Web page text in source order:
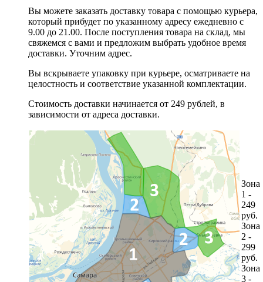
Вы можете заказать доставку товара с помощью курьера,
который прибудет по указанному адресу ежедневно с
9.00 до 21.00. После поступления товара на склад, мы
свяжемся с вами и предложим выбрать удобное время
доставки. Уточним адрес.
Вы вскрываете упаковку при курьере, осматриваете на
целостность и соответствие указанной комплектации.
Стоимость доставки начинается от 249 рублей, в
зависимости от адреса доставки.
Зона
1 -
249
руб.
Зона
2 -
299
руб.
Зона
3 -